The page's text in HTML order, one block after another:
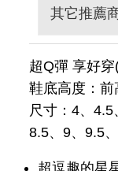
其它推薦
超Q彈 享好
鞋底高度：
尺寸：4、4.5
8.5、9、9.5
超逗趣的星